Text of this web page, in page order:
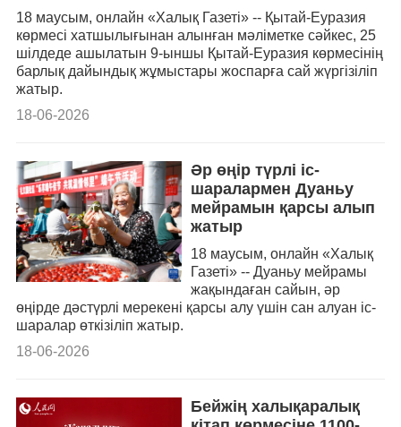
18 маусым, онлайн «Халық Газеті» -- Қытай-Еуразия
көрмесі хатшылығынан алынған мәліметке сәйкес, 25
шілдеде ашылатын 9-ыншы Қытай-Еуразия көрмесінің
барлық дайындық жұмыстары жоспарға сай жүргізіліп
жатыр.
18-06-2026
Әр өңір түрлі іс-
шаралармен Дуаньу
мейрамын қарсы алып
жатыр
18 маусым, онлайн «Халық
Газеті» -- Дуаньу мейрамы
жақындаған сайын, әр
өңірде дәстүрлі мерекені қарсы алу үшін сан алуан іс-
шаралар өткізіліп жатыр.
18-06-2026
Бейжің халықаралық